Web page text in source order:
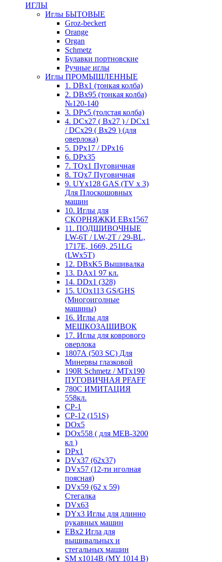
ИГЛЫ
Иглы БЫТОВЫЕ
Groz-beckert
Orange
Organ
Schmetz
Булавки портновские
Ручные иглы
Иглы ПРОМЫШЛЕННЫЕ
1. DBx1 (тонкая колба)
2. DBx95 (тонкая колба)
№120-140
3. DPx5 (толстая колба)
4. DCx27 ( Bx27 ) / DCx1
/ DCx29 ( Bx29 ) (для
оверлока)
5. DPx17 / DPx16
6. DPx35
7. TQx1 Пуговичная
8. TQx7 Пуговичная
9. UYx128 GAS (TV x 3)
Для Плоскошовных
машин
10. Иглы для
СКОРНЯЖКИ EBx1567
11. ПОДШИВОЧНЫЕ
LW-6T / LW-2T / 29-BL,
1717E, 1669, 251LG
(LWx5T)
12. DBxK5 Вышивалка
13. DAx1 97 кл.
14. DDx1 (328)
15. UOx113 GS/GHS
(Многоиголные
машины)
16. Иглы для
МЕШКОЗАШИВОК
17. Иглы для коврового
оверлока
1807А (503 SC) Для
Минервы глазковой
190R Schmetz / MTx190
ПУГОВИЧНАЯ PFAFF
780С ИМИТАЦИЯ
558кл.
CP-1
CP-12 (151S)
DOx5
DOx558 ( для MEB-3200
кл )
DPx1
DVx37 (62x37)
DVx57 (12-ти иголная
поясная)
DVx59 (62 x 59)
Стегалка
DVx63
DYx3 Иглы для длинно
рукавных машин
EBx2 Игла для
вышивальных и
стегальных машин
SM x1014B (MY 1014 B)